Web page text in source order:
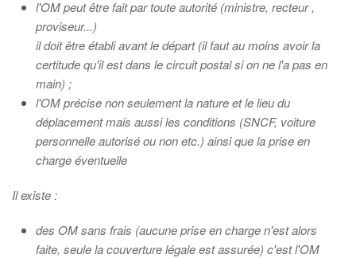
l'OM peut être fait par toute autorité (ministre, recteur ,
proviseur...)
il doit être établi avant le départ (il faut au moins avoir la
certitude qu'il est dans le circuit postal si on ne l'a pas en
main) ;
l'OM précise non seulement la nature et le lieu du
déplacement mais aussi les conditions (SNCF, voiture
personnelle autorisé ou non etc.) ainsi que la prise en
charge éventuelle
Il existe :
des OM sans frais (aucune prise en charge n'est alors
faite, seule la couverture légale est assurée) c'est l'OM